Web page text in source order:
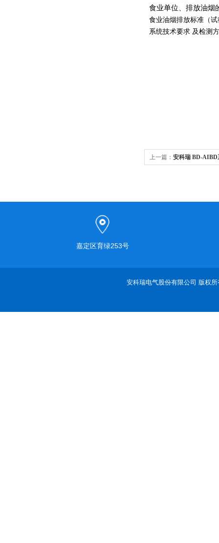
食业单位、排放油烟
食业油烟排放标准（
系统技术要求 及检测
上一篇： 安科瑞 BD-AIBD
嘉定区育绿253号
安科瑞电气股份有限公司 版权